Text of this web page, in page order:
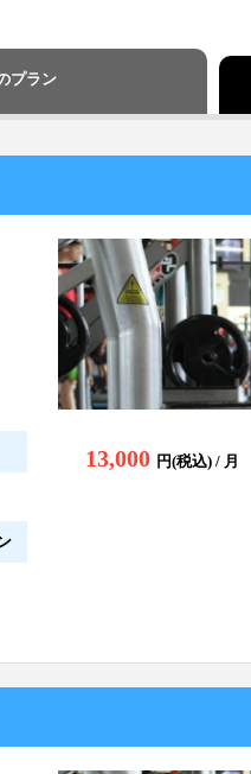
プラン
13,000 円(税込) / 月